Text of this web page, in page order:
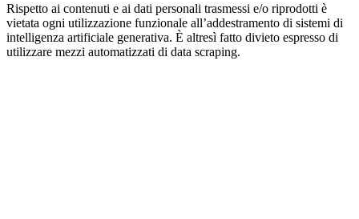
Rispetto ai contenuti e ai dati personali trasmessi e/o riprodotti è
vietata ogni utilizzazione funzionale all’addestramento di sistemi di
intelligenza artificiale generativa. È altresì fatto divieto espresso di
utilizzare mezzi automatizzati di data scraping.